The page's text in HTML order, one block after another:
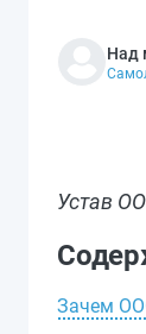
Над
Устав
Зачем